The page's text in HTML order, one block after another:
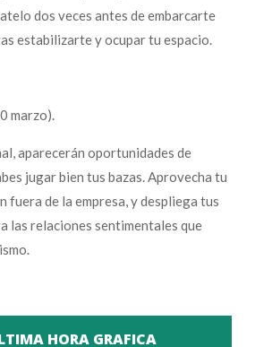
dos veces antes de embarcarte
estabilizarte y ocupar tu espacio.
marzo).
aparecerán oportunidades de
jugar bien tus bazas. Aprovecha tu
fuera de la empresa, y despliega tus
las relaciones sentimentales que
HORA GRAFICA